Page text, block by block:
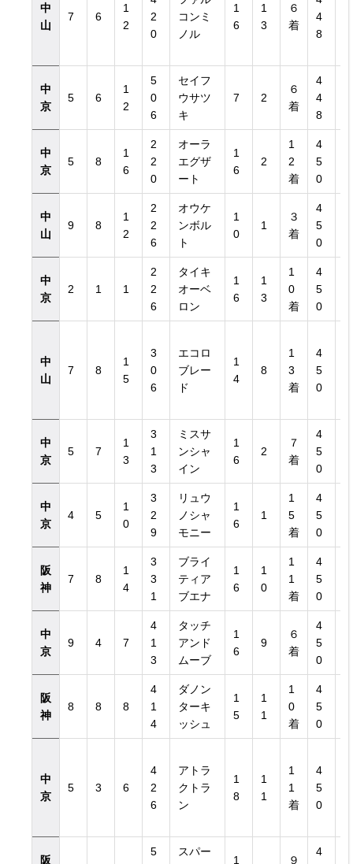
中
山
7 6
1
2
2
0
コンミ
ノル
1
6
1
3
６
着
4
8
中
京
5 6
1
2
5
0
6
セイフ
ウサツ
キ
7 2
６
着
4
4
8
中
京
5 8
1
6
2
2
0
オーラ
エグザ
ート
1
6
2
1
2
着
4
5
0
中
山
9 8
1
2
2
2
6
オウケ
ンボル
ト
1
0
1
３
着
4
5
0
中
京
2 1 1
2
2
6
タイキ
オーベ
ロン
1
6
1
3
1
0
着
4
5
0
中
山
7 8
1
5
3
0
6
エコロ
ブレー
ド
1
4
8
1
3
着
4
5
0
中
京
5 7
1
3
3
1
3
ミスサ
ンシャ
イン
1
6
2
７
着
4
5
0
中
京
4 5
1
0
3
2
9
リュウ
ノシャ
モニー
1
6
1
1
5
着
4
5
0
阪
神
7 8
1
4
3
3
1
ブライ
ティア
ブエナ
1
6
1
0
1
1
着
4
5
0
中
京
9 4 7
4
1
3
タッチ
アンド
ムーブ
1
6
9
６
着
4
5
0
阪
神
8 8 8
4
1
4
ダノン
ターキ
ッシュ
1
5
1
1
1
0
着
4
5
0
中
京
5 3 6
4
2
6
アトラ
クトラ
ン
1
8
1
1
1
1
着
4
5
0
阪
5
スパー
1
９
4